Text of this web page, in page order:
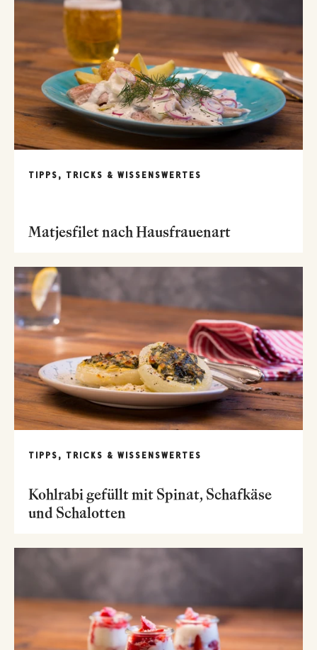
TIPPS, TRICKS & WISSENSWERTES
Matjesfilet nach Hausfrauenart
TIPPS, TRICKS & WISSENSWERTES
Kohlrabi gefüllt mit Spinat, Schafkäse
und Schalotten